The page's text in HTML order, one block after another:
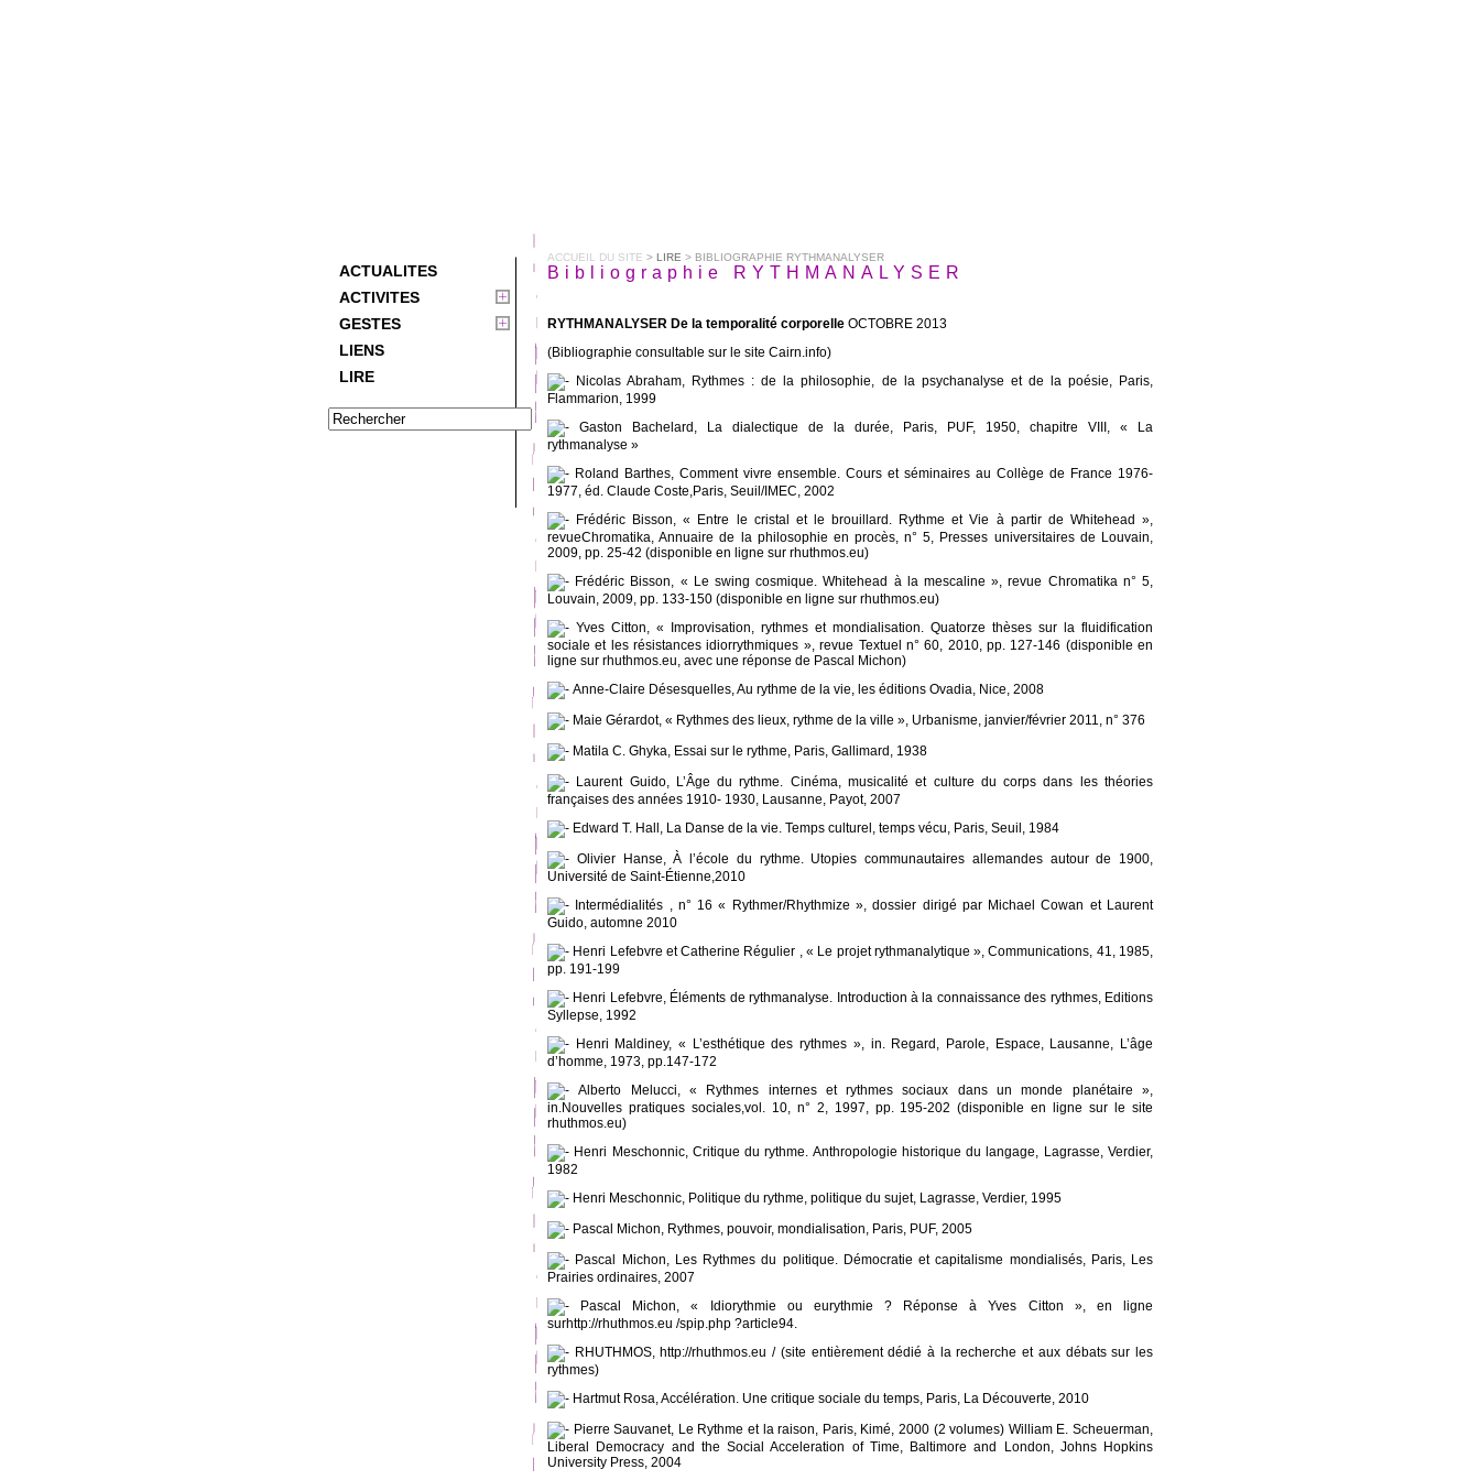
ACTUALITES
ACTIVITES
GESTES
LIENS
LIRE
ACCUEIL DU SITE > LIRE > BIBLIOGRAPHIE RYTHMANALYSER
Bibliographie RYTHMANALYSER
RYTHMANALYSER De la temporalité corporelle OCTOBRE 2013
(Bibliographie consultable sur le site Cairn.info)
Nicolas Abraham, Rythmes : de la philosophie, de la psychanalyse et de la poésie, Paris,
Flammarion, 1999
Gaston Bachelard, La dialectique de la durée, Paris, PUF, 1950, chapitre VIII, « La
rythmanalyse »
Roland Barthes, Comment vivre ensemble. Cours et séminaires au Collège de France 1976-
1977, éd. Claude Coste,Paris, Seuil/IMEC, 2002
Frédéric Bisson, « Entre le cristal et le brouillard. Rythme et Vie à partir de Whitehead »,
revueChromatika, Annuaire de la philosophie en procès, n° 5, Presses universitaires de Louvain,
2009, pp. 25-42 (disponible en ligne sur rhuthmos.eu)
Frédéric Bisson, « Le swing cosmique. Whitehead à la mescaline », revue Chromatika n° 5,
Louvain, 2009, pp. 133-150 (disponible en ligne sur rhuthmos.eu)
Yves Citton, « Improvisation, rythmes et mondialisation. Quatorze thèses sur la fluidification
sociale et les résistances idiorrythmiques », revue Textuel n° 60, 2010, pp. 127-146 (disponible en
ligne sur rhuthmos.eu, avec une réponse de Pascal Michon)
Anne-Claire Désesquelles, Au rythme de la vie, les éditions Ovadia, Nice, 2008
Maie Gérardot, « Rythmes des lieux, rythme de la ville », Urbanisme, janvier/février 2011, n° 376
Matila C. Ghyka, Essai sur le rythme, Paris, Gallimard, 1938
Laurent Guido, L’Âge du rythme. Cinéma, musicalité et culture du corps dans les théories
françaises des années 1910- 1930, Lausanne, Payot, 2007
Edward T. Hall, La Danse de la vie. Temps culturel, temps vécu, Paris, Seuil, 1984
Olivier Hanse, À l’école du rythme. Utopies communautaires allemandes autour de 1900,
Université de Saint-Étienne,2010
Intermédialités , n° 16 « Rythmer/Rhythmize », dossier dirigé par Michael Cowan et Laurent
Guido, automne 2010
Henri Lefebvre et Catherine Régulier , « Le projet rythmanalytique », Communications, 41, 1985,
pp. 191-199
Henri Lefebvre, Éléments de rythmanalyse. Introduction à la connaissance des rythmes, Editions
Syllepse, 1992
Henri Maldiney, « L’esthétique des rythmes », in. Regard, Parole, Espace, Lausanne, L’âge
d’homme, 1973, pp.147-172
Alberto Melucci, « Rythmes internes et rythmes sociaux dans un monde planétaire »,
in.Nouvelles pratiques sociales,vol. 10, n° 2, 1997, pp. 195-202 (disponible en ligne sur le site
rhuthmos.eu)
Henri Meschonnic, Critique du rythme. Anthropologie historique du langage, Lagrasse, Verdier,
1982
Henri Meschonnic, Politique du rythme, politique du sujet, Lagrasse, Verdier, 1995
Pascal Michon, Rythmes, pouvoir, mondialisation, Paris, PUF, 2005
Pascal Michon, Les Rythmes du politique. Démocratie et capitalisme mondialisés, Paris, Les
Prairies ordinaires, 2007
Pascal Michon, « Idiorythmie ou eurythmie ? Réponse à Yves Citton », en ligne
surhttp://rhuthmos.eu /spip.php ?article94.
RHUTHMOS, http://rhuthmos.eu / (site entièrement dédié à la recherche et aux débats sur les
rythmes)
Hartmut Rosa, Accélération. Une critique sociale du temps, Paris, La Découverte, 2010
Pierre Sauvanet, Le Rythme et la raison, Paris, Kimé, 2000 (2 volumes) William E. Scheuerman,
Liberal Democracy and the Social Acceleration of Time, Baltimore and London, Johns Hopkins
University Press, 2004